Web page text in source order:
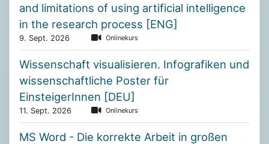
and limitations of using artificial intelligence
in the research process [ENG]
9. Sept. 2026 Onlinekurs
Wissenschaft visualisieren. Infografiken und
wissenschaftliche Poster für
EinsteigerInnen [DEU]
11. Sept. 2026 Onlinekurs
MS Word - Die korrekte Arbeit in großen